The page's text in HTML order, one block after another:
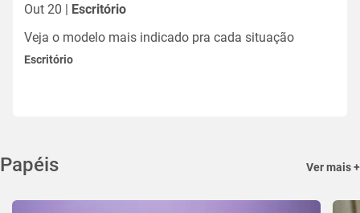
Out 20 | Escritório
Veja o modelo mais indicado pra cada situação
Escritório
Papéis Ver mais +